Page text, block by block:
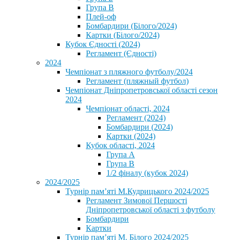
Група В
Плей-оф
Бомбардири (Білого/2024)
Картки (Білого/2024)
Кубок Єдності (2024)
Регламент (Єдності)
2024
Чемпіонат з пляжного футболу/2024
Регламент (пляжный футбол)
Чемпіонат Дніпропетровської області сезон
2024
Чемпіонат області, 2024
Регламент (2024)
Бомбардири (2024)
Картки (2024)
Кубок області, 2024
Група А
Група В
1/2 фіналу (кубок 2024)
2024/2025
Турнір пам’яті М.Кудрицького 2024/2025
Регламент Зимової Першості
Дніпропетровської області з футболу
Бомбардири
Картки
Турнір пам’яті М. Білого 2024/2025